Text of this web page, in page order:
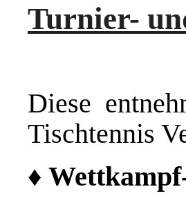
Turnier-
Diese
Tischtennis
♦